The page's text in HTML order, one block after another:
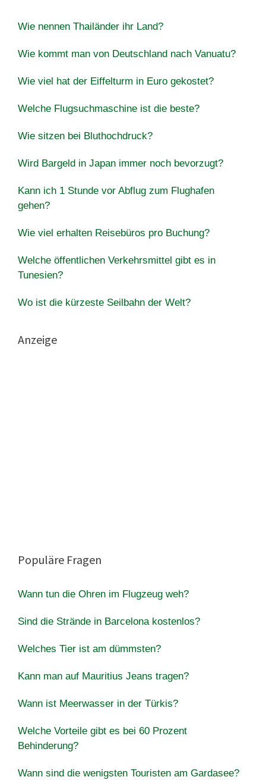
Wie nennen Thailänder ihr Land?
Wie kommt man von Deutschland nach Vanuatu?
Wie viel hat der Eiffelturm in Euro gekostet?
Welche Flugsuchmaschine ist die beste?
Wie sitzen bei Bluthochdruck?
Wird Bargeld in Japan immer noch bevorzugt?
Kann ich 1 Stunde vor Abflug zum Flughafen
gehen?
Wie viel erhalten Reisebüros pro Buchung?
Welche öffentlichen Verkehrsmittel gibt es in
Tunesien?
Wo ist die kürzeste Seilbahn der Welt?
Anzeige
Populäre Fragen
Wann tun die Ohren im Flugzeug weh?
Sind die Strände in Barcelona kostenlos?
Welches Tier ist am dümmsten?
Kann man auf Mauritius Jeans tragen?
Wann ist Meerwasser in der Türkis?
Welche Vorteile gibt es bei 60 Prozent
Behinderung?
Wann sind die wenigsten Touristen am Gardasee?